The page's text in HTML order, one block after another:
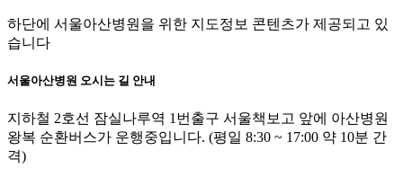
하단에 서울아산병원을 위한 지도정보 콘텐츠가 제공되고 있
습니다
서울아산병원 오시는 길 안내
지하철 2호선 잠실나루역 1번출구 서울책보고 앞에 아산병원
왕복 순환버스가 운행중입니다. (평일 8:30 ~ 17:00 약 10분 간
격)